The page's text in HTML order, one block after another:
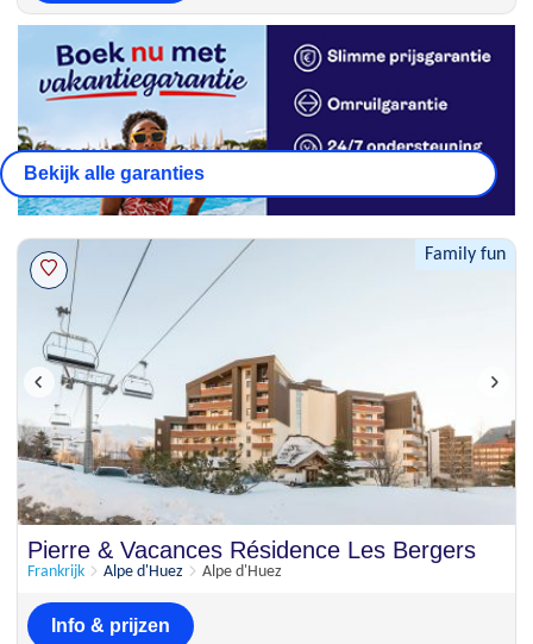
Bekijk alle garanties
Family fun
Pierre & Vacances Résidence Les Bergers
Frankrijk Alpe d'Huez Alpe d'Huez
Info & prijzen